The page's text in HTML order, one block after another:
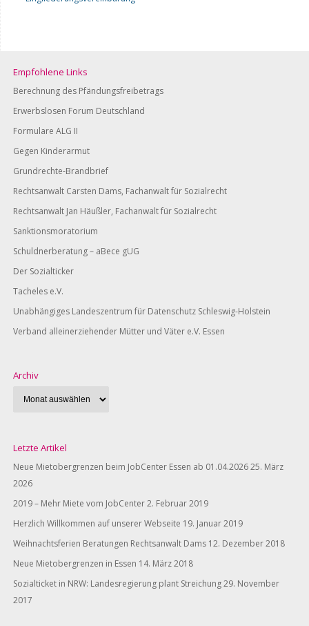
Empfohlene Links
Berechnung des Pfändungsfreibetrags
Erwerbslosen Forum Deutschland
Formulare ALG II
Gegen Kinderarmut
Grundrechte-Brandbrief
Rechtsanwalt Carsten Dams, Fachanwalt für Sozialrecht
Rechtsanwalt Jan Häußler, Fachanwalt für Sozialrecht
Sanktionsmoratorium
Schuldnerberatung – aBece gUG
Der Sozialticker
Tacheles e.V.
Unabhängiges Landeszentrum für Datenschutz Schleswig-Holstein
Verband alleinerziehender Mütter und Väter e.V. Essen
Archiv
Letzte Artikel
Neue Mietobergrenzen beim JobCenter Essen ab 01.04.202625. März
2026
2019 – Mehr Miete vom JobCenter2. Februar 2019
Herzlich Willkommen auf unserer Webseite 19. Januar 2019
Weihnachtsferien Beratungen Rechtsanwalt Dams 12. Dezember 2018
Neue Mietobergrenzen in Essen 14. März 2018
Sozialticket in NRW: Landesregierung plant Streichung29. November
2017